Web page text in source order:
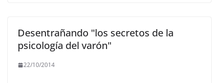
Desentrañando "los secretos de la
psicología del varón"
22/10/2014